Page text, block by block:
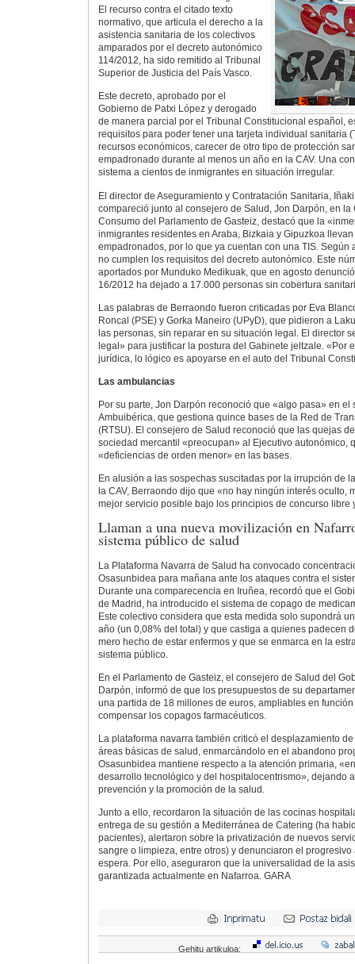
El recurso contra el citado texto
normativo, que articula el derecho a la
asistencia sanitaria de los colectivos
amparados por el decreto autonómico
114/2012, ha sido remitido al Tribunal
Superior de Justicia del País Vasco.
Este decreto, aprobado por el
Gobierno de Patxi López y derogado
de manera parcial por el Tribunal Constitucional español,
requisitos para poder tener una tarjeta individual sanitaria
recursos económicos, carecer de otro tipo de protección
empadronado durante al menos un año en la CAV. Una
sistema a cientos de inmigrantes en situación irregular.
El director de Aseguramiento y Contratación Sanitaria,
compareció junto al consejero de Salud, Jon Darpón, en la
Consumo del Parlamento de Gasteiz, destacó que la
inmigrantes residentes en Araba, Bizkaia y Gipuzkoa
empadronados, por lo que ya cuentan con una TIS. Según
no cumplen los requisitos del decreto autonómico. Este
aportados por Munduko Medikuak, que en agosto
16/2012 ha dejado a 17.000 personas sin cobertura
Las palabras de Berraondo fueron criticadas por Eva
Roncal (PSE) y Gorka Maneiro (UPyD), que pidieron a
las personas, sin reparar en su situación legal. El director
legal» para justificar la postura del Gabinete jeltzale. «Por
jurídica, lo lógico es apoyarse en el auto del Tribunal
Las ambulancias
Por su parte, Jon Darpón reconoció que «algo pasa» en el
Ambuibérica, que gestiona quince bases de la Red de
(RTSU). El consejero de Salud reconoció que las quejas
sociedad mercantil «preocupan» al Ejecutivo autonómico,
«deficiencias de orden menor» en las bases.
En alusión a las sospechas suscitadas por la irrupción de
la CAV, Berraondo dijo que «no hay ningún interés oculto,
mejor servicio posible bajo los principios de concurso libre
Llaman a una nueva movilización en
sistema público de salud
La Plataforma Navarra de Salud ha convocado
Osasunbidea para mañana ante los ataques contra el
Durante una comparecencia en Iruñea, recordó que el
de Madrid, ha introducido el sistema de copago de
Este colectivo considera que esta medida solo supondrá
año (un 0,08% del total) y que castiga a quienes padecen
mero hecho de estar enfermos y que se enmarca en la
sistema público.
En el Parlamento de Gasteiz, el consejero de Salud del
Darpón, informó de que los presupuestos de su
una partida de 18 millones de euros, ampliables en
compensar los copagos farmacéuticos.
La plataforma navarra también criticó el desplazamiento
áreas básicas de salud, enmarcándolo en el abandono
Osasunbidea mantiene respecto a la atención primaria,
desarrollo tecnológico y del hospitalocentrismo», dejando
prevención y la promoción de la salud.
Junto a ello, recordaron la situación de las cocinas
entrega de su gestión a Mediterránea de Catering (ha
pacientes), alertaron sobre la privatización de nuevos
sangre o limpieza, entre otros) y denunciaron el
espera. Por ello, aseguraron que la universalidad de la
garantizada actualmente en Nafarroa. GARA
Gehitu artikuloa: